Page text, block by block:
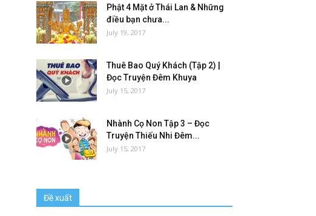
Phật 4 Mặt ở Thái Lan & Những
điều bạn chưa...
July 19, 2017
Thuê Bao Quý Khách (Tập 2) |
Đọc Truyện Đêm Khuya
July 15, 2017
Nhành Cọ Non Tập 3 – Đọc
Truyện Thiếu Nhi Đêm...
July 15, 2017
Đề xuất